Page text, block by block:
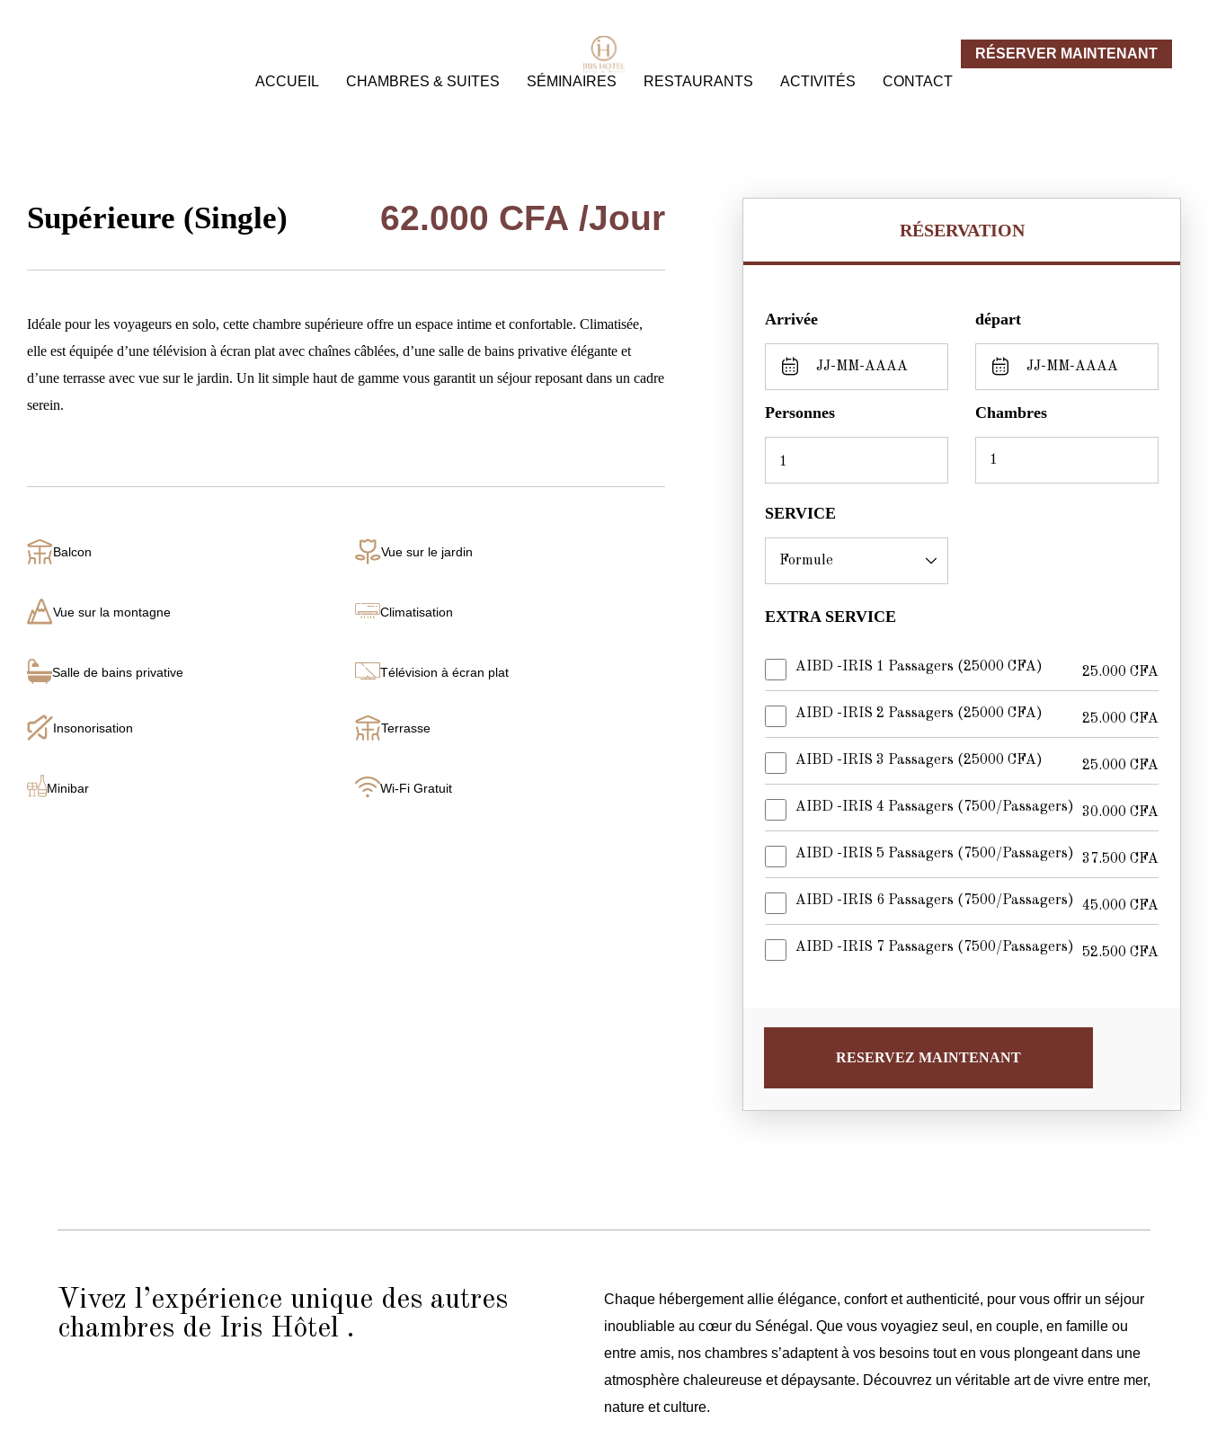
RÉSERVER MAINTENANT
ACCUEIL
CHAMBRES & SUITES SÉMINAIRES RESTAURANTS ACTIVITÉS CONTACT
Supérieure (Single) 62.000 CFA /Jour
Idéale pour les voyageurs en solo, cette chambre supérieure offre un espace intime et confortable. Climatisée,
elle est équipée d’une télévision à écran plat avec chaînes câblées, d’une salle de bains privative élégante et
d’une terrasse avec vue sur le jardin. Un lit simple haut de gamme vous garantit un séjour reposant dans un cadre
serein.
Balcon Vue sur le jardin
Vue sur la montagne Climatisation
Salle de bains privative Télévision à écran plat
Insonorisation Terrasse
Minibar Wi-Fi Gratuit
RÉSERVATION
Arrivée départ
Personnes
1
Chambres
SERVICE
EXTRA SERVICE
AIBD -IRIS 1 Passagers (25000 CFA) 25.000 CFA
AIBD -IRIS 2 Passagers (25000 CFA) 25.000 CFA
AIBD -IRIS 3 Passagers (25000 CFA) 25.000 CFA
AIBD -IRIS 4 Passagers (7500/passagers) 30.000 CFA
AIBD -IRIS 5 Passagers (7500/passagers) 37.500 CFA
AIBD -IRIS 6 Passagers (7500/passagers) 45.000 CFA
AIBD -IRIS 7 Passagers (7500/passagers) 52.500 CFA
RESERVEZ MAINTENANT
Vivez l’expérience unique des autres
chambres de Iris Hôtel .
Chaque hébergement allie élégance, confort et authenticité, pour vous offrir un séjour
inoubliable au cœur du Sénégal. Que vous voyagiez seul, en couple, en famille ou
entre amis, nos chambres s’adaptent à vos besoins tout en vous plongeant dans une
atmosphère chaleureuse et dépaysante. Découvrez un véritable art de vivre entre mer,
nature et culture.